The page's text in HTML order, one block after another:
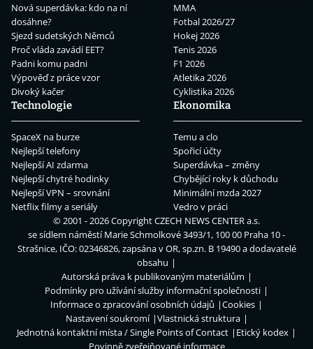
Nová superdávka: kdo na ní
dosáhne?
Sjezd sudetských Němců
Proč vláda zavádí EET?
Padni komu padni
Výpověď z práce vzor
Divoký kačer
MMA
Fotbal 2026/27
Hokej 2026
Tenis 2026
F1 2026
Atletika 2026
Cyklistika 2026
Technologie
SpaceX na burze
Nejlepší telefony
Nejlepší AI zdarma
Nejlepší chytré hodinky
Nejlepší VPN – srovnání
Netflix filmy a seriály
Ekonomika
Temu a clo
Spořicí účty
Superdávka – změny
Chybějící roky k důchodu
Minimální mzda 2027
Vedro v práci
© 2001 - 2026 CopyrightCZECH NEWS CENTER a.s.
se sídlem náměstí Marie Schmolkové 3493/1, 100 00 Praha 10 -
Strašnice, IČO: 02346826, zapsána v OR, sp.zn. B 19490 a dodavatelé
obsahu
Autorská práva k publikovaným materiálům
Podmínky pro užívání služby informační společnosti
Informace o zpracování osobních údajů
Cookies
Nastavení soukromí
Vlastnická struktura
Jednotná kontaktní místa / Single Points of Contact
Etický kodex
Povinně zveřejňované informace